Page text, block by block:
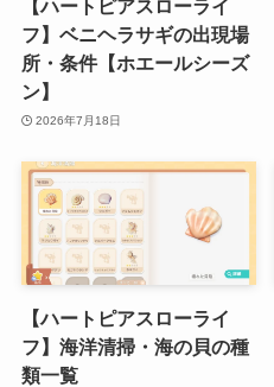
【ハートピアスローライ
フ】ベニヘラサギの出現場
所・条件【ホエールシーズ
ン】
2026年7月18日
【ハートピアスローライ
フ】海洋清掃・海の貝の種
類一覧